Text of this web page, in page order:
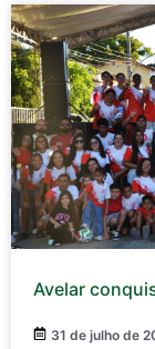
Avelar
31 de julho de